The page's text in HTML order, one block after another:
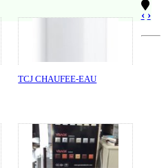
TCJ CHAUFEE-EAU
‹ ›